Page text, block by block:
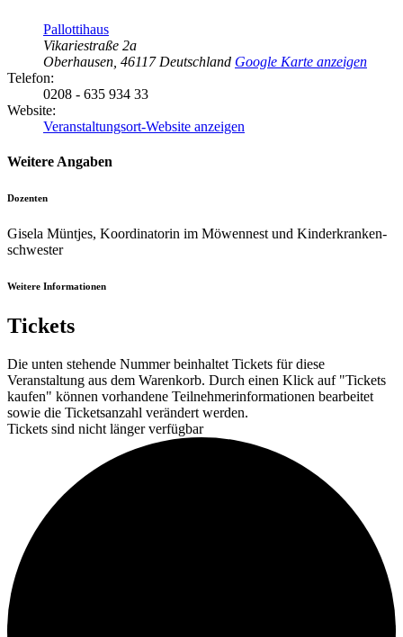
Pallottihaus
Vikariestraße 2a
Oberhausen 46117 Deutschland Google Karte anzeigen
Telefon:
0208 - 635 934 33
Website:
Veranstaltungsort-Website anzeigen
Weitere Angaben
Dozenten
Gisela Müntjes, Koordinatorin im Möwennest und Kinderkranken-
schwester
Weitere Informationen
Tickets
Die unten stehende Nummer beinhaltet Tickets für diese
Veranstaltung aus dem Warenkorb. Durch einen Klick auf "Tickets
kaufen" können vorhandene Teilnehmerinformationen bearbeitet
sowie die Ticketsanzahl verändert werden.
Tickets sind nicht länger verfügbar